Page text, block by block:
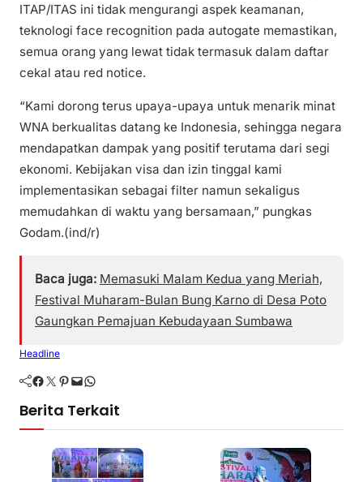
ITAP/ITAS ini tidak mengurangi aspek keamanan,
teknologi face recognition pada autogate memastikan,
semua orang yang lewat tidak termasuk dalam daftar
cekal atau red notice.
“Kami dorong terus upaya-upaya untuk menarik minat
WNA berkualitas datang ke Indonesia, sehingga negara
mendapatkan dampak yang positif terutama dari segi
ekonomi. Kebijakan visa dan izin tinggal kami
implementasikan sebagai filter namun sekaligus
memudahkan di waktu yang bersamaan,” pungkas
Godam.(ind/r)
Baca juga: Memasuki Malam Kedua yang Meriah,
Festival Muharam-Bulan Bung Karno di Desa Poto
Gaungkan Pemajuan Kebudayaan Sumbawa
Headline
Facebook Twitter Pinterest Mail WhatsApp
Berita Terkait